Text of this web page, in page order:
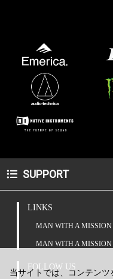
SUPPORT
LINKS
MAN WITH A MISSION
MAN WITH A MISSION
FOLLOW US
当サイトでは、コンテン